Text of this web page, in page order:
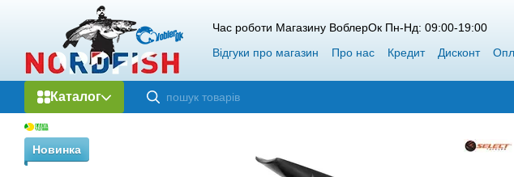
Перейти до основного контенту
Час роботи Магазину ВоблерОк Пн-Нд: 09:00-19:00
Відгуки про магазин
Про нас Кредит Дисконт
Каталог
Новинка